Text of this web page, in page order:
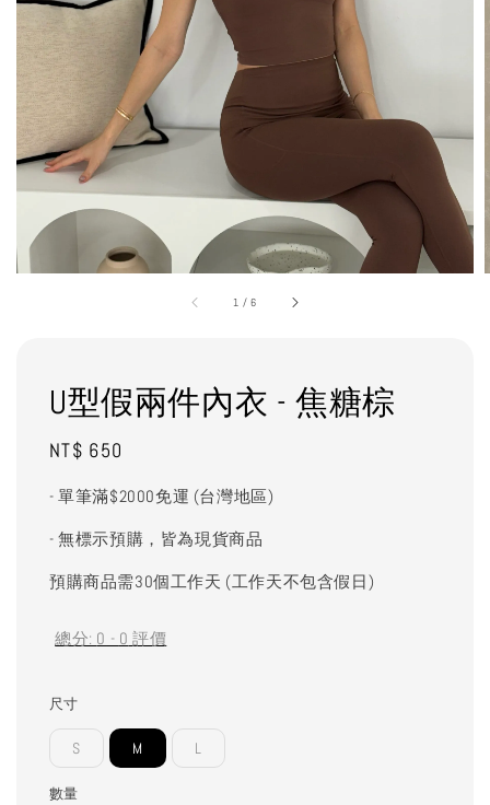
1 /6
U型假兩件內衣 - 焦糖棕
Regular
NT$ 650
- 單筆滿$2000免運 (台灣地區)
- 無標示預購，皆為現貨商品
預購商品需30個工作天 (工作天不包含假日)
總分: 0 - 0 評價
尺寸
S M L
數量